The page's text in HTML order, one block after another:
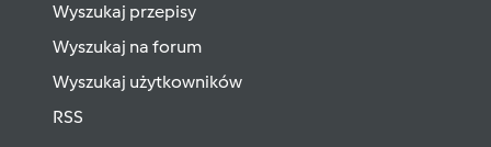
Wyszukaj przepisy
Wyszukaj na forum
Wyszukaj użytkowników
RSS